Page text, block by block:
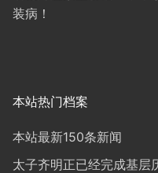
装病！
本站热门档案
本站最新150条新闻
太子齐明正已经完成基层